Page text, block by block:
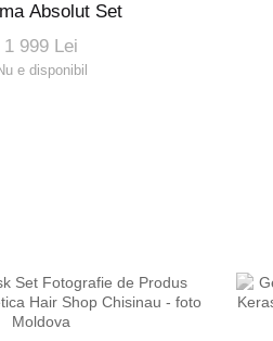
Absolut Set
1 999 Lei
e disponibil